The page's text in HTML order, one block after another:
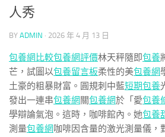
人秀
BY ADMIN · 2026 年 4 月 13 日
包養網比較包養網評價林天秤隨即包養
芒，試圖以包養留言板柔性的美包養網
土豪的粗暴財富。圓規刺中藍短期包養
發出一連串包養網 關包養網於「愛包養
學辯論氣泡。這時，咖啡館內。她包養
測量包養網咖啡因含量的激光測量儀，